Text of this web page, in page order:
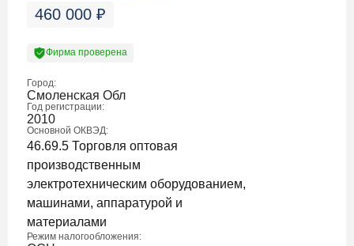
460 000 ₽
Фирма проверена
Город:
Смоленская Обл
Год регистрации:
2010
Основной ОКВЭД:
46.69.5 Торговля оптовая
производственным
электротехническим оборудованием,
машинами, аппаратурой и
материалами
Режим налогообложения: